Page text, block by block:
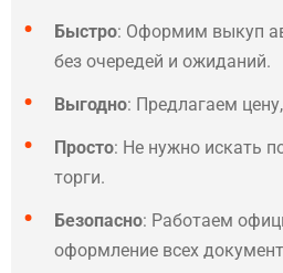
Быстро: Оформим выкуп
без очередей и ожиданий.
Выгодно: Предлагаем
Просто: Не нужно искать
торги.
Безопасно: Работаем
оформление всех